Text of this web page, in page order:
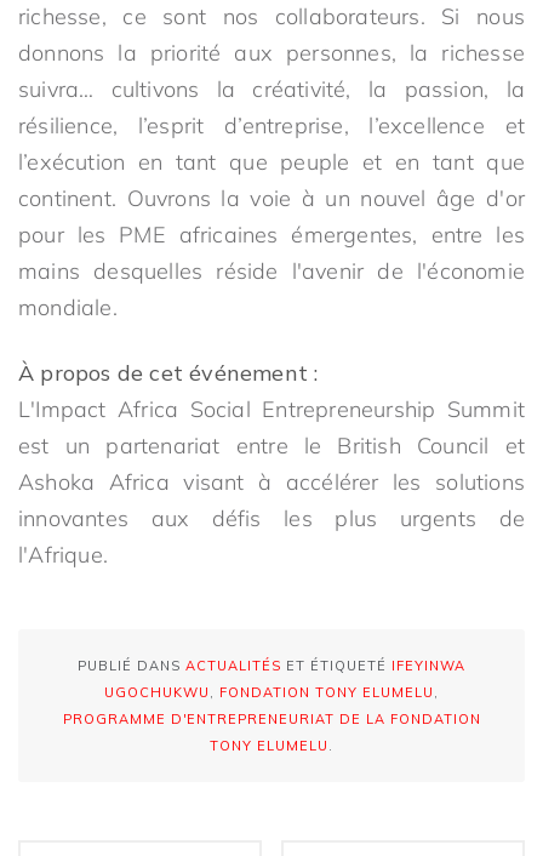
richesse, ce sont nos collaborateurs. Si nous
donnons la priorité aux personnes, la richesse
suivra… cultivons la créativité, la passion, la
résilience, l’esprit d’entreprise, l’excellence et
l’exécution en tant que peuple et en tant que
continent. Ouvrons la voie à un nouvel âge d'or
pour les PME africaines émergentes, entre les
mains desquelles réside l'avenir de l'économie
mondiale.
À propos de cet événement :
L'Impact Africa Social Entrepreneurship Summit
est un partenariat entre le British Council et
Ashoka Africa visant à accélérer les solutions
innovantes aux défis les plus urgents de
l'Afrique.
PUBLIÉ DANS ACTUALITÉS ET ÉTIQUETÉ IFEYINWA
UGOCHUKWU , FONDATION TONY ELUMELU ,
PROGRAMME D'ENTREPRENEURIAT DE LA FONDATION
TONY ELUMELU .